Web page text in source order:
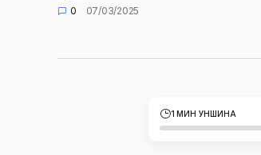
0
07/03/2025
1 МИН УНШИНА